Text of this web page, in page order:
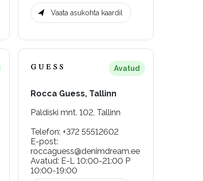
Vaata asukohta kaardil
Avatud
Rocca Guess, Tallinn
Paldiski mnt. 102, Tallinn
Telefon: +372 55512602
E-post:
roccaguess@denimdream.ee
Avatud: E-L 10:00-21:00 P
10:00-19:00